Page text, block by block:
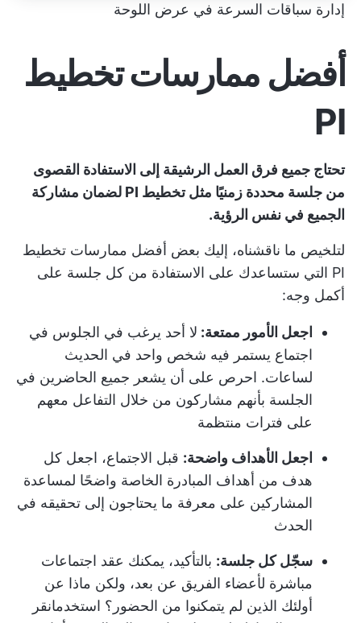
إدارة سباقات السرعة في عرض اللوحة
أفضل ممارسات تخطيط
PI
تحتاج جميع فرق العمل الرشيقة إلى الاستفادة القصوى
من جلسة محددة زمنيًا مثل تخطيط PI لضمان مشاركة
الجميع في نفس الرؤية.
لتلخيص ما ناقشناه، إليك بعض أفضل ممارسات تخطيط
PI التي ستساعدك على الاستفادة من كل جلسة على
أكمل وجه:
اجعل الأمور ممتعة: لا أحد يرغب في الجلوس في
اجتماع يستمر فيه شخص واحد في الحديث
لساعات. احرص على أن يشعر جميع الحاضرين في
الجلسة بأنهم مشاركون من خلال التفاعل معهم
على فترات منتظمة
اجعل الأهداف واضحة: قبل الاجتماع، اجعل كل
هدف من أهداف المبادرة الخاصة واضحًا لمساعدة
المشاركين على معرفة ما يحتاجون إلى تحقيقه في
الحدث
سجّل كل جلسة: بالتأكيد، يمكنك عقد اجتماعات
مباشرة لأعضاء الفريق عن بعد، ولكن ماذا عن
أولئك الذين لم يتمكنوا من الحضور؟ استخدمانقر